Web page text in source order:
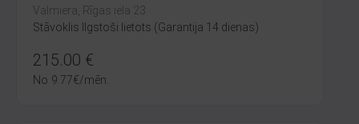
Valmiera, Rīgas iela 23
Stāvoklis Ilgstoši lietots (Garantija 14 dienas)
215.00 €
No 9.77€/mēn.